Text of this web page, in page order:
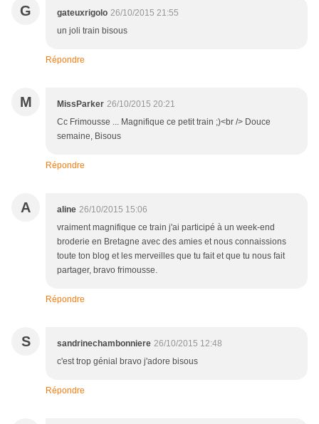
G gateuxrigolo 26/10/2015 21:55
un joli train bisous
Répondre
M MissParker 26/10/2015 20:21
Cc Frimousse ... Magnifique ce petit train ;)<br /> Douce
semaine, Bisous
Répondre
A aline 26/10/2015 15:06
vraiment magnifique ce train j'ai participé à un week-end
broderie en Bretagne avec des amies et nous connaissions
toute ton blog et les merveilles que tu fait et que tu nous fait
partager, bravo frimousse.
Répondre
S sandrinechambonniere 26/10/2015 12:48
c'est trop génial bravo j'adore bisous
Répondre